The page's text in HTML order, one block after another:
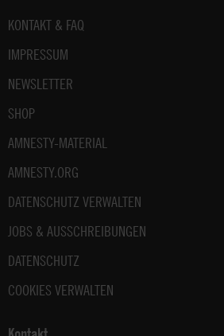
Fußbereich
KONTAKT & FAQ
IMPRESSUM
NEWSLETTER
SHOP
AMNESTY-MATERIAL
AMNESTY.ORG
DATENSCHUTZ VERWALTEN
JOBS & AUSSCHREIBUNGEN
DATENSCHUTZ
COOKIES VERWALTEN